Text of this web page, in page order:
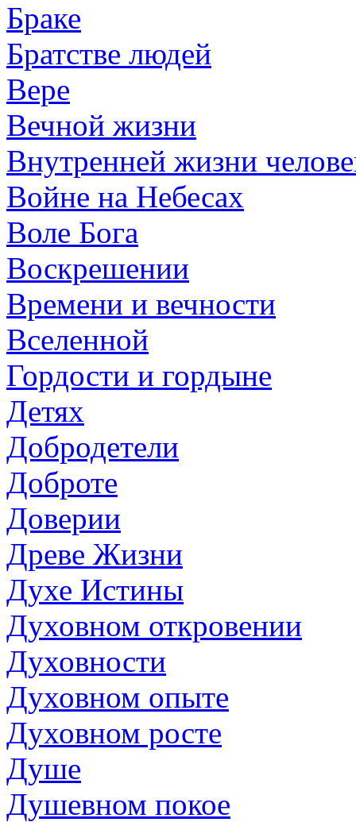
Браке
Братстве людей
Вере
Вечной жизни
Внутренней жизни
Войне на Небесах
Воле Бога
Воскрешении
Времени и вечности
Вселенной
Гордости и гордыне
Детях
Добродетели
Доброте
Доверии
Древе Жизни
Духе Истины
Духовном откровении
Духовности
Духовном опыте
Духовном росте
Душе
Душевном покое